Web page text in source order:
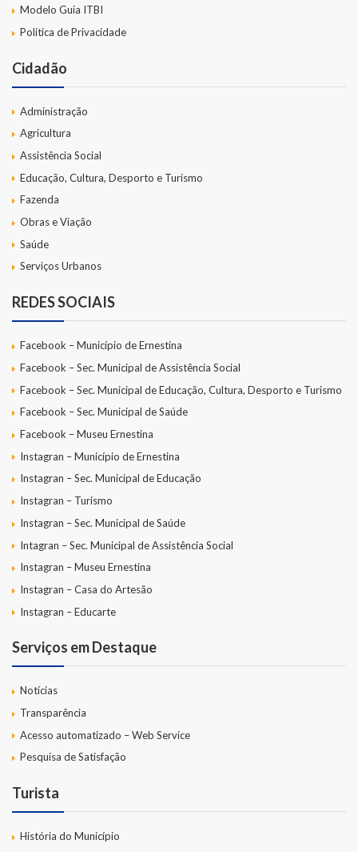
Modelo Guia ITBI
Política de Privacidade
Cidadão
Administração
Agricultura
Assistência Social
Educação, Cultura, Desporto e Turismo
Fazenda
Obras e Viação
Saúde
Serviços Urbanos
REDES SOCIAIS
Facebook – Município de Ernestina
Facebook – Sec. Municipal de Assistência Social
Facebook – Sec. Municipal de Educação, Cultura, Desporto e Turismo
Facebook – Sec. Municipal de Saúde
Facebook – Museu Ernestina
Instagran – Município de Ernestina
Instagran – Sec. Municipal de Educação
Instagran – Turismo
Instagran – Sec. Municipal de Saúde
Intagran – Sec. Municipal de Assistência Social
Instagran – Museu Ernestina
Instagran – Casa do Artesão
Instagran – Educarte
Serviços em Destaque
Notícias
Transparência
Acesso automatizado – Web Service
Pesquisa de Satisfação
Turista
História do Município